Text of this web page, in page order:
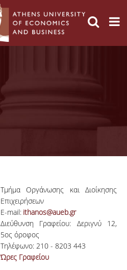
Τμήμα Οργάνωσης και Διοίκησης
Επιχειρήσεων
E-mail: ithanos@aueb.gr
Διεύθυνση Γραφείου: Δεριγνύ 12,
5ος όροφος
Τηλέφωνο: 210 - 8203 443
Ώρες Γραφείου